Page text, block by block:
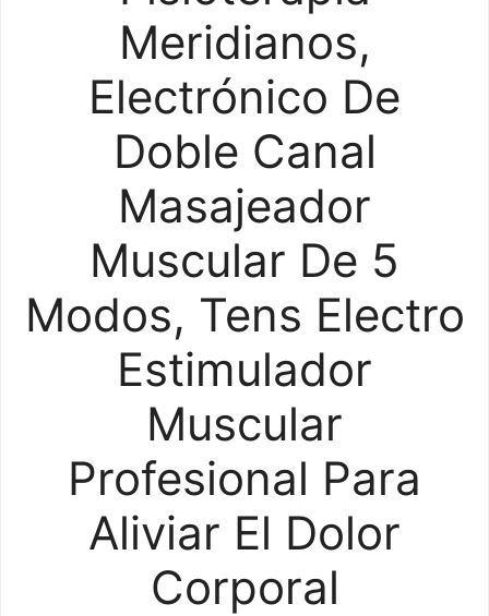
Meridianos,
Electrónico De
Doble Canal
Masajeador
Muscular De 5
Modos, Tens Electro
Estimulador
Muscular
Profesional Para
Aliviar El Dolor
Corporal